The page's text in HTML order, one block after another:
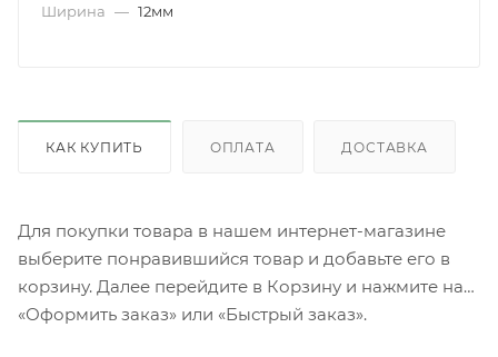
Ширина — 12мм
КАК КУПИТЬ ОПЛАТА ДОСТАВКА
Для покупки товара в нашем интернет-магазине
выберите понравившийся товар и добавьте его в
корзину. Далее перейдите в Корзину и нажмите на
«Оформить заказ» или «Быстрый заказ».